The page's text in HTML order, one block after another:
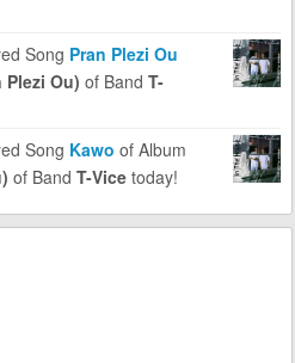
Song Pran Plezi Ou
Plezi Ou) of Band T-
Song Kawo of Album
of Band T-Vicetoday!